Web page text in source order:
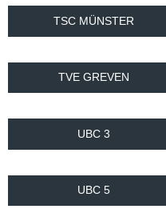
TSC MÜNSTER
TVE GREVEN
UBC 3
UBC 5